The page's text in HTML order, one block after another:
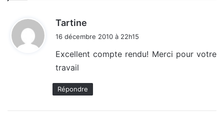
Tartine
16 décembre 2010 à 22h15
Excellent compte rendu! Merci pour votre
travail
Répondre